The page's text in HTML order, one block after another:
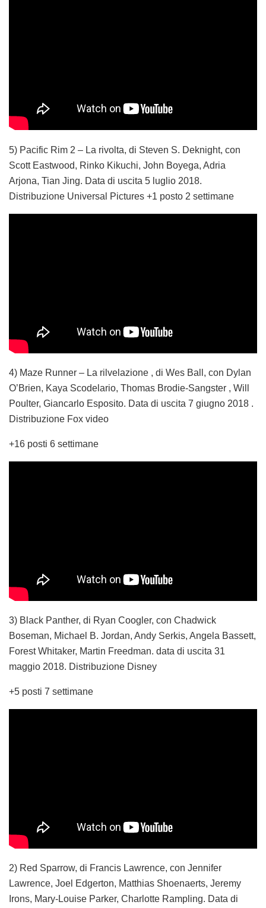
5) Pacific Rim 2 – La rivolta, di Steven S. Deknight, con
Scott Eastwood, Rinko Kikuchi, John Boyega, Adria
Arjona, Tian Jing. Data di uscita 5 luglio 2018.
Distribuzione Universal Pictures +1 posto 2 settimane
4) Maze Runner – La rilvelazione , di Wes Ball, con Dylan
O’Brien, Kaya Scodelario, Thomas Brodie-Sangster , Will
Poulter, Giancarlo Esposito. Data di uscita 7 giugno 2018 .
Distribuzione Fox video
+16 posti 6 settimane
3) Black Panther, di Ryan Coogler, con Chadwick
Boseman, Michael B. Jordan, Andy Serkis, Angela Bassett,
Forest Whitaker, Martin Freedman. data di uscita 31
maggio 2018. Distribuzione Disney
+5 posti 7 settimane
2) Red Sparrow, di Francis Lawrence, con Jennifer
Lawrence, Joel Edgerton, Matthias Shoenaerts, Jeremy
Irons, Mary-Louise Parker, Charlotte Rampling. Data di